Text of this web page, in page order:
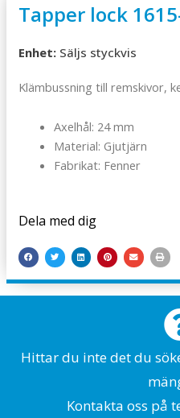
Tapper lock
Enhet: Säljs styckvis
Klämbussning till remskivor,
Axelhål: 24 mm
Material: Gjutjärn
Fabrikat: Fenner
Dela med dig
Hittar du inte det du
Kontakta oss på